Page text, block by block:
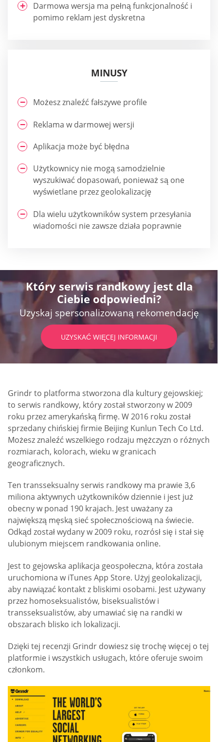
Darmowa wersja ma pełną funkcjonalność i
pomimo reklam jest dyskretna
MINUSY
Możesz znaleźć fałszywe profile
Reklama w darmowej wersji
Aplikacja może być błędna
Użytkownicy nie mogą samodzielnie
wyszukiwać dopasowań, ponieważ są one
wyświetlane przez geolokalizację
Dla wielu użytkowników system przesyłania
wiadomości nie zawsze działa poprawnie
Który serwis randkowy jest dla
Ciebie odpowiedni?
Uzyskaj spersonalizowaną rekomendację
UZYSKAĆ WIĘCEJ INFORMACJI
Grindr to platforma stworzona dla kultury gejowskiej;
to serwis randkowy, który został stworzony w 2009
roku przez amerykańską firmę. W 2016 roku został
sprzedany chińskiej firmie Beijing Kunlun Tech Co Ltd.
Możesz znaleźć wszelkiego rodzaju mężczyzn o różnych
rozmiarach, kolorach, wieku w granicach
geograficznych.
Ten transseksualny serwis randkowy ma prawie 3,6
miliona aktywnych użytkowników dziennie i jest już
obecny w ponad 190 krajach. Jest uważany za
największą męską sieć społecznościową na świecie.
Odkąd został wydany w 2009 roku, rozrósł się i stał się
ulubionym miejscem randkowania online.
Jest to gejowska aplikacja geospołeczna, która została
uruchomiona w iTunes App Store. Użyj geolokalizacji,
aby nawiązać kontakt z bliskimi osobami. Jest używany
przez homoseksualistów, biseksualistów i
transseksualistów, aby umawiać się na randki w
obszarach blisko ich lokalizacji.
Dzięki tej recenzji Grindr dowiesz się trochę więcej o tej
platformie i wszystkich usługach, które oferuje swoim
członkom.